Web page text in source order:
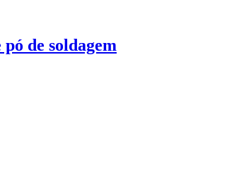
de soldagem